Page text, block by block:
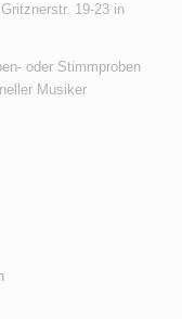
19-23 in
oder Stimmproben
Musiker